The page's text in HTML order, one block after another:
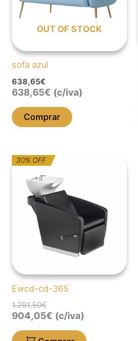
OUT OF STOCK
sofa azul
638,65€
638,65€ (c/iva)
Comprar
30% OFF
Ewcd-cd-365
1.291,50€
O
preço
original
era:
1.291,50€.
O
preço
atual
é:
904,05€.
904,05€ (c/iva)